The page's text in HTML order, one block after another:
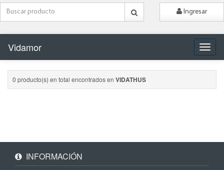
Ingresar
Vidamor
0 producto(s) en total encontrados en VIDATHUS
INFORMACIÓN